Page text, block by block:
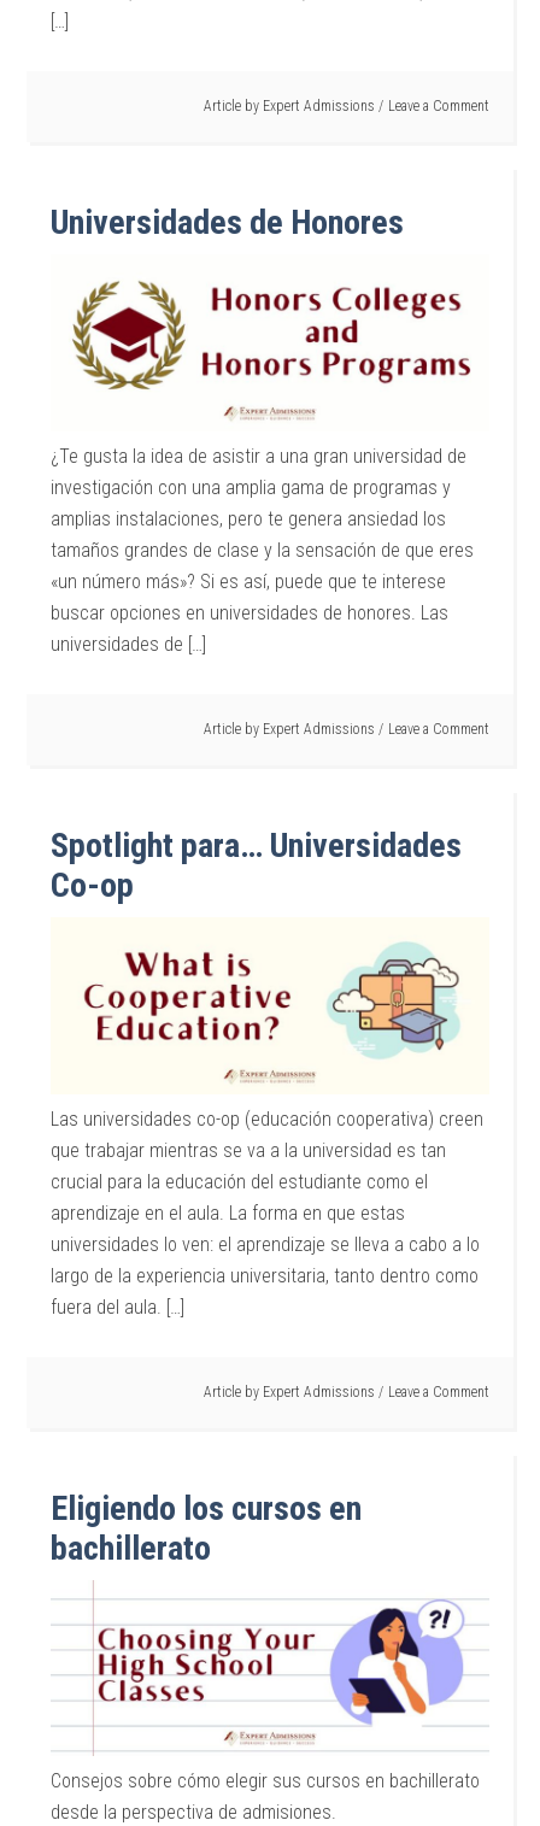
[…]
Article by Expert Admissions Leave a Comment
Universidades de Honores
¿Te gusta la idea de asistir a una gran universidad de
investigación con una amplia gama de programas y
amplias instalaciones, pero te genera ansiedad los
tamaños grandes de clase y la sensación de que eres
«un número más»? Si es así, puede que te interese
buscar opciones en universidades de honores. Las
universidades de […]
Article by Expert Admissions Leave a Comment
Spotlight para… Universidades
Co-op
Las universidades co-op (educación cooperativa) creen
que trabajar mientras se va a la universidad es tan
crucial para la educación del estudiante como el
aprendizaje en el aula. La forma en que estas
universidades lo ven: el aprendizaje se lleva a cabo a lo
largo de la experiencia universitaria, tanto dentro como
fuera del aula. […]
Article by Expert Admissions Leave a Comment
Eligiendo los cursos en
bachillerato
Consejos sobre cómo elegir sus cursos en bachillerato
desde la perspectiva de admisiones.